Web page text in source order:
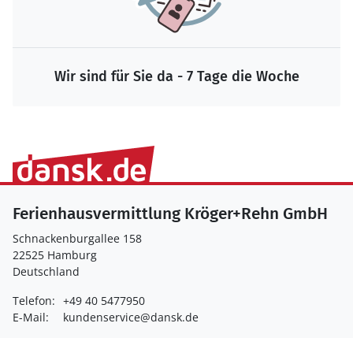
Wir sind für Sie da - 7 Tage die Woche
Ferienhausvermittlung Kröger+Rehn GmbH
Schnackenburgallee 158
22525 Hamburg
Deutschland
Telefon: +49 40 5477950
E-Mail:
kundenservice@dansk.de